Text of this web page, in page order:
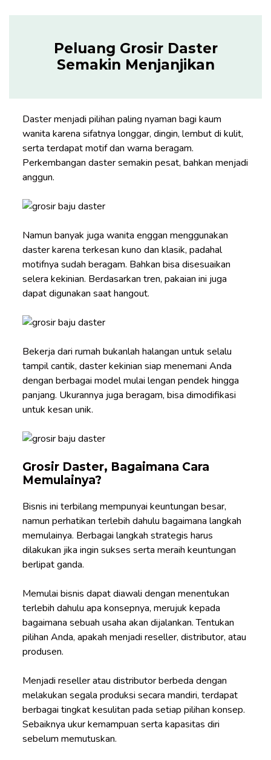
Peluang Grosir Daster
Semakin Menjanjikan
Daster menjadi pilihan paling nyaman bagi kaum
wanita karena sifatnya longgar, dingin, lembut di kulit,
serta terdapat motif dan warna beragam.
Perkembangan daster semakin pesat, bahkan menjadi
anggun.
Namun banyak juga wanita enggan menggunakan
daster karena terkesan kuno dan klasik, padahal
motifnya sudah beragam. Bahkan bisa disesuaikan
selera kekinian. Berdasarkan tren, pakaian ini juga
dapat digunakan saat hangout.
Bekerja dari rumah bukanlah halangan untuk selalu
tampil cantik, daster kekinian siap menemani Anda
dengan berbagai model mulai lengan pendek hingga
panjang. Ukurannya juga beragam, bisa dimodifikasi
untuk kesan unik.
Grosir Daster, Bagaimana Cara
Memulainya?
Bisnis ini terbilang mempunyai keuntungan besar,
namun perhatikan terlebih dahulu bagaimana langkah
memulainya. Berbagai langkah strategis harus
dilakukan jika ingin sukses serta meraih keuntungan
berlipat ganda.
Memulai bisnis dapat diawali dengan menentukan
terlebih dahulu apa konsepnya, merujuk kepada
bagaimana sebuah usaha akan dijalankan. Tentukan
pilihan Anda, apakah menjadi reseller, distributor, atau
produsen.
Menjadi reseller atau distributorberbeda dengan
melakukan segala produksi secara mandiri, terdapat
berbagai tingkat kesulitan pada setiap pilihan konsep.
Sebaiknya ukur kemampuan serta kapasitas diri
sebelum memutuskan.